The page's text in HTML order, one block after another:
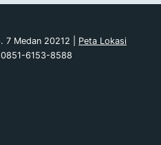
7 Medan 20212 | Peta Lokasi
6153-8588